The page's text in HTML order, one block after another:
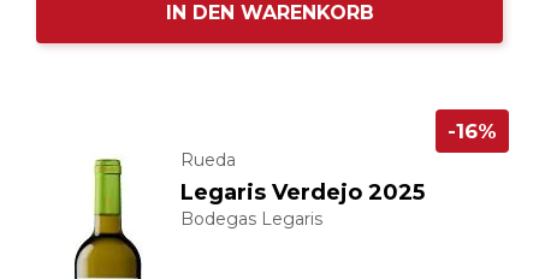
IN DEN WARENKORB
Rueda
Legaris Verdejo 2025
Bodegas Legaris
-16%